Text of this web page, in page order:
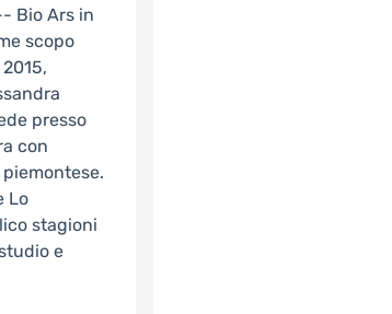
Bio Ars in
scopo
presso
con
Lo
stagioni
e